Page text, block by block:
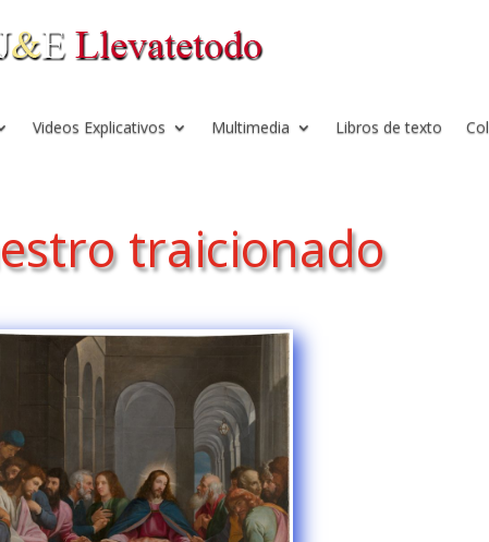
Videos Explicativos Multimedia Libros de texto
traicionado